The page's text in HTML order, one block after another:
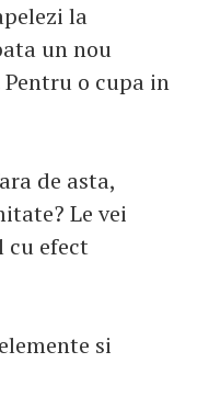
la
un nou
o cupa in
de asta,
Le vei
cu efect
si